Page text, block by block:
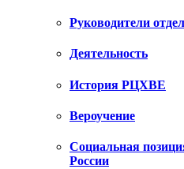
Руководители
Деятельность
История РЦХВЕ
Вероучение
Социальная
России